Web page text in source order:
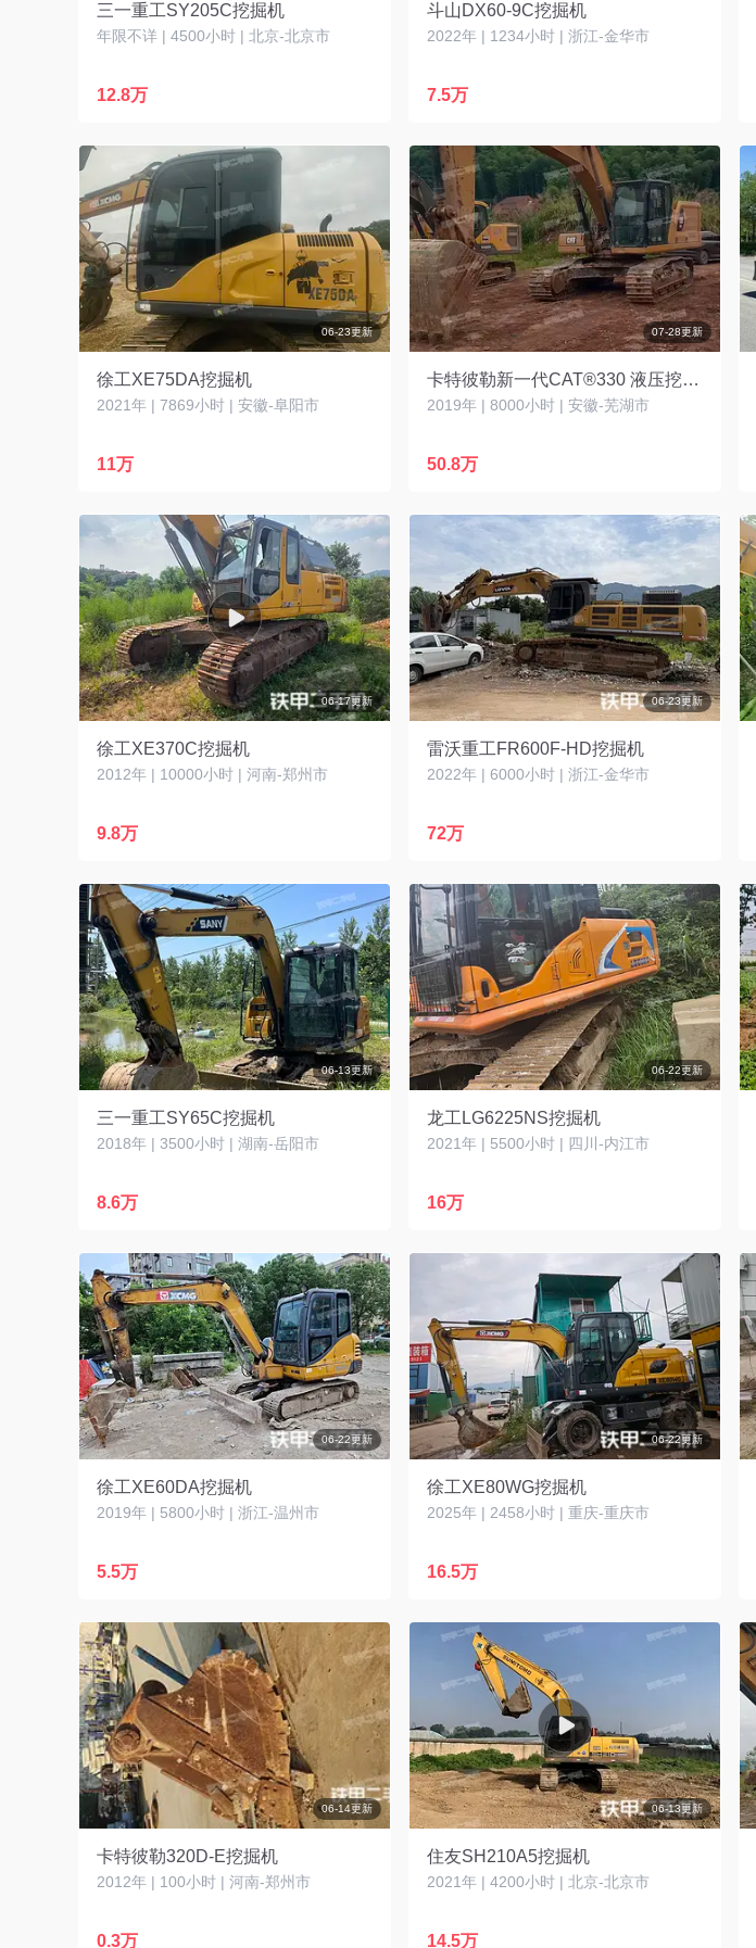
三一重工SY205C挖掘机
年限不详 | 4500小时 | 北京-北京市
12.8万
斗山DX60-9C挖掘机
2022年 | 1234小时 | 浙江-金华市
7.5万
06-23更新
徐工XE75DA挖掘机
2021年 | 7869小时 | 安徽-阜阳市
11万
07-28更新
卡特彼勒新一代CAT®330 液压挖掘机
2019年 | 8000小时 | 安徽-芜湖市
50.8万
06-17更新
徐工XE370C挖掘机
2012年 | 10000小时 | 河南-郑州市
9.8万
06-23更新
雷沃重工FR600F-HD挖掘机
2022年 | 6000小时 | 浙江-金华市
72万
06-13更新
三一重工SY65C挖掘机
2018年 | 3500小时 | 湖南-岳阳市
8.6万
06-22更新
龙工LG6225NS挖掘机
2021年 | 5500小时 | 四川-内江市
16万
06-22更新
徐工XE60DA挖掘机
2019年 | 5800小时 | 浙江-温州市
5.5万
06-22更新
徐工XE80WG挖掘机
2025年 | 2458小时 | 重庆-重庆市
16.5万
06-14更新
卡特彼勒320D-E挖掘机
2012年 | 100小时 | 河南-郑州市
0.3万
06-13更新
住友SH210A5挖掘机
2021年 | 4200小时 | 北京-北京市
14.5万